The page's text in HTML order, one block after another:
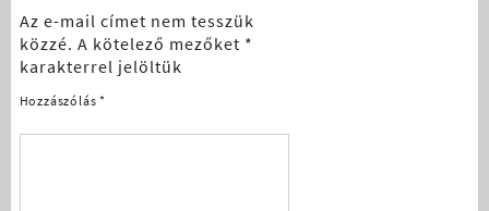
Az e-mail címet nem tesszük
közzé. A kötelező mezőket *
karakterrel jelöltük
Hozzászólás*